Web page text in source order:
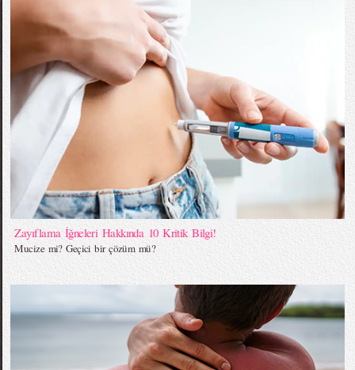
Zayıflama İğneleri Hakkında 10 Kritik Bilgi!
Mucize mi? Geçici bir çözüm mü?